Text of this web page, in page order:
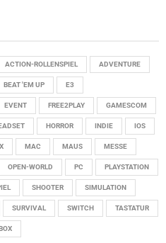
ACTION-ROLLENSPIEL ADVENTURE
BEAT 'EM UP E3
EVENT FREE2PLAY GAMESCOM
HORROR INDIE IOS
MAC MAUS MESSE
OPEN-WORLD PC PLAYSTATION
SHOOTER SIMULATION
SURVIVAL SWITCH TASTATUR